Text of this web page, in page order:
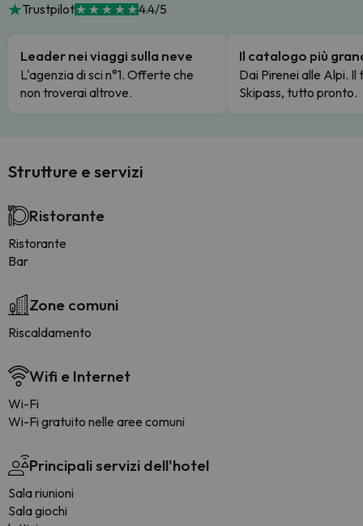
Trustpilot 4.4/5
Leader nei viaggi sulla neve
L'agenzia di sci n°1. Offerte che
non troverai altrove.
Il catalogo più
Dai Pirenei alle Alpi. Il
Skipass, tutto pronto.
Strutture e servizi
Ristorante
Ristorante
Bar
Zone comuni
Riscaldamento
Wifi e Internet
Wi-Fi
Wi-Fi gratuito nelle aree comuni
Principali servizi dell'hotel
Sala riunioni
Sala giochi